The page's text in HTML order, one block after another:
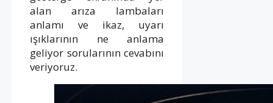
alan arıza lambaları
anlamı ve ikaz, uyarı
ışıklarının ne anlama
geliyor sorularının cevabını
veriyoruz.